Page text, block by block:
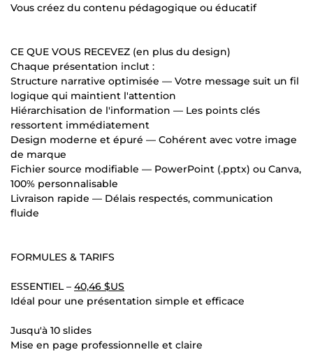
Vous créez du contenu pédagogique ou éducatif
CE QUE VOUS RECEVEZ (en plus du design)
Chaque présentation inclut :
Structure narrative optimisée — Votre message suit un fil
logique qui maintient l'attention
Hiérarchisation de l'information — Les points clés
ressortent immédiatement
Design moderne et épuré — Cohérent avec votre image
de marque
Fichier source modifiable — PowerPoint (.pptx) ou Canva,
100% personnalisable
Livraison rapide — Délais respectés, communication
fluide
FORMULES & TARIFS
ESSENTIEL – 40,46 $US
Idéal pour une présentation simple et efficace
Jusqu'à 10 slides
Mise en page professionnelle et claire